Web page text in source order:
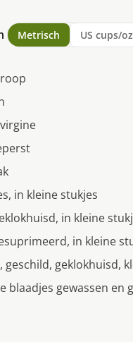
Metrisch US cups/oz
in kleine stukjes
in kleine
in kleine
geschild, geklokhuisd,
blaadjes gewassen en